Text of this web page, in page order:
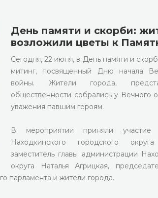
День памяти и скорби:
возложили цветы к
Сегодня, 22 июня, в День памяти и
митинг, посвященный Дню начала
войны. Жители города,
общественности собрались у Вечного
уважения павшим героям.
В мероприятии приняли участие
Находкинского городского
заместитель главы администрации
округа Наталья Агрицкая,
парламента и жители города.